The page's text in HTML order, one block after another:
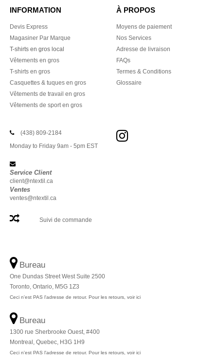
INFORMATION
Devis Express
Magasiner Par Marque
T-shirts en gros local
Vêtements en gros
T-shirts en gros
Casquettes & tuques en gros
Vêtements de travail en gros
Vêtements de sport en gros
À PROPOS
Moyens de paiement
Nos Services
Adresse de livraison
FAQs
Termes & Conditions
Glossaire
(438) 809-2184
Monday to Friday 9am - 5pm EST
Service Client
client@ntextil.ca
Ventes
ventes@ntextil.ca
Suivi de commande
Bureau
One Dundas Street West Suite 2500
Toronto, Ontario, M5G 1Z3
Ceci n'est PAS l'adresse de retour. Pour les retours, voir ici
Bureau
1300 rue Sherbrooke Ouest, #400
Montreal, Quebec, H3G 1H9
Ceci n'est PAS l'adresse de retour. Pour les retours, voir ici